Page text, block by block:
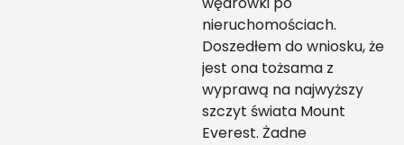
nieruchomościach.
Doszedłem do wniosku, że
jest ona tożsama z
wyprawą na najwyższy
szczyt świata Mount
Everest. Żadne